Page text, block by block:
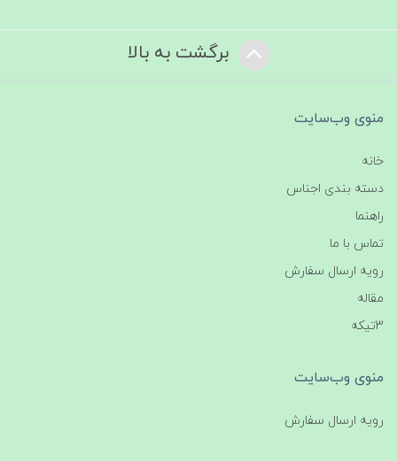
برگشت به بالا
منوی وب‌سایت
خانه
دسته بندی اجناس
راهنما
تماس با ما
رویه ارسال سفارش
مقاله
3تیکه
منوی وب‌سایت
رویه ارسال سفارش